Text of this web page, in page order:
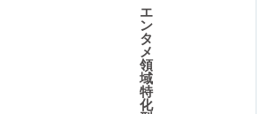
エ
ン
タ
メ
領
域
特
化